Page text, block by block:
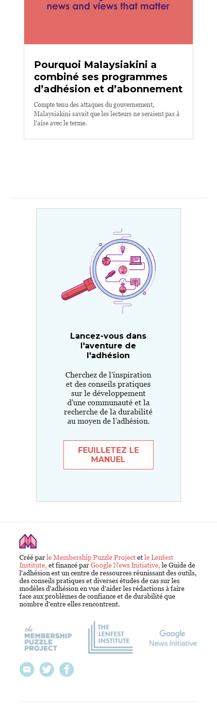
Pourquoi Malaysiakini a
combiné ses programmes
d’adhésion et d’abonnement
Compte tenu des attaques du gouvernement,
Malaysiakini savait que les lecteurs ne seraient pas à
l'aise avec le terme.
Lancez-vous dans
l'aventure de
l'adhésion
Cherchez de l'inspiration
et des conseils pratiques
sur le développement
d'une communauté et la
recherche de la durabilité
au moyen de l'adhésion.
FEUILLETEZ LE
MANUEL
Créé parle Membership Puzzle Projectetle Lenfest
Institute, et financé parGoogle News Initiative, le Guide de
l'adhésion est un centre de ressources réunissant des outils,
des conseils pratiques et diverses études de cas sur les
modèles d'adhésion en vue d'aider les rédactions à faire
face aux problèmes de confiance et de durabilité que
nombre d'entre elles rencontrent.